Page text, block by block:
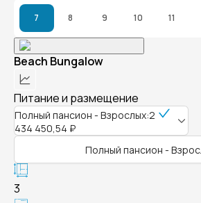
7 8 9 10 11
Beach Bungalow
Питание и размещение
Полный пансион - Взрослых:2
434 450,54 ₽
Полный пансион -
3